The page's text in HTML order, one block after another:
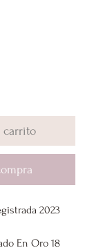
carrito
2023
En Oro 18